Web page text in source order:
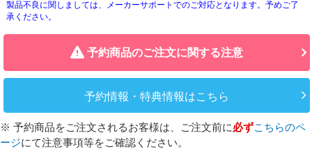
製品不良に関しましては、メーカーサポートでのご対応となります。予めご了
承ください。
予約商品のご注文に関する注意
予約情報・特典情報はこちら
※ 予約商品をご注文されるお客様は、ご注文前に必ずこちらのペ
ージにて注意事項等をご確認ください。